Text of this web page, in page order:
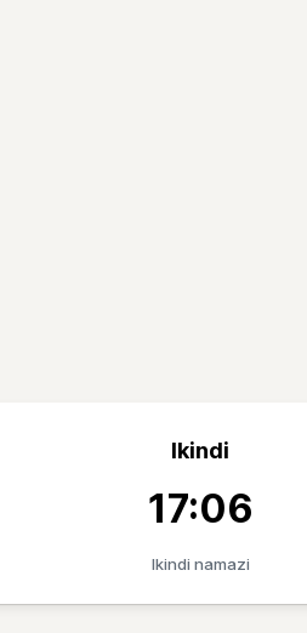
Ikindi
17:06
Ikindi namazi